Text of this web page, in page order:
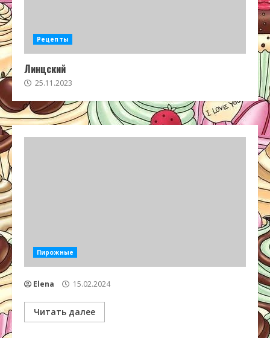
Рецепты
Линцский
25.11.2023
Пирожные
Elena 15.02.2024
Читать далее